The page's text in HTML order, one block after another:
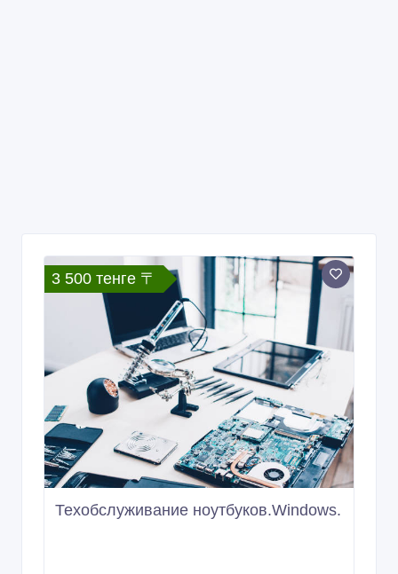
3 500 тенге 〒
Техобслуживание ноутбуков.Windows.